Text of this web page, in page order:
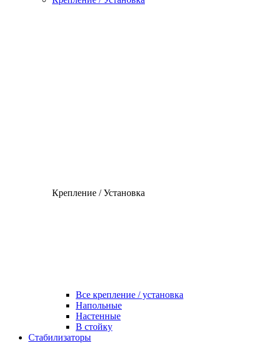
Крепление / Установка
Все крепление / установка
Напольные
Настенные
В стойку
Стабилизаторы